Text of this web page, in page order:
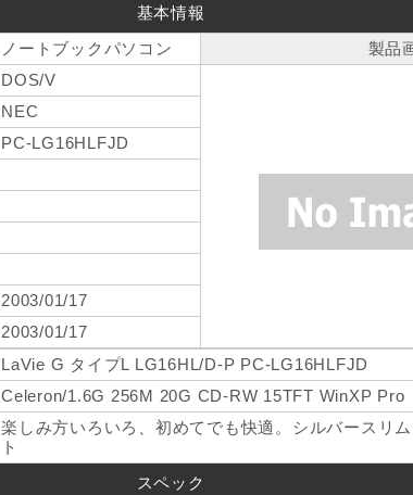
基本情報
ノートブックパソコン
製品
DOS/V
NEC
PC-LG16HLFJD
2003/01/17
2003/01/17
LaVie G タイプL LG16HL/D-P PC-LG16HLFJD
Celeron/1.6G 256M 20G CD-RW 15TFT WinXP Pro
楽しみ方いろいろ、初めてでも快適。シルバースリ
ト
スペック